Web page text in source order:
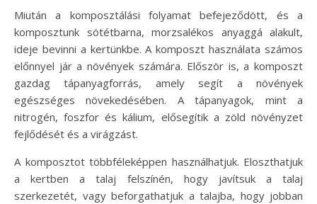
Miután a komposztálási folyamat befejeződött, és a
komposztunk sötétbarna, morzsalékos anyaggá alakult,
ideje bevinni a kertünkbe. A komposzt használata számos
előnnyel jár a növények számára. Először is, a komposzt
gazdag tápanyagforrás, amely segít a növények
egészséges növekedésében. A tápanyagok, mint a
nitrogén, foszfor és kálium, elősegítik a zöld növényzet
fejlődését és a virágzást.
A komposztot többféleképpen használhatjuk. Eloszthatjuk
a kertben a talaj felszínén, hogy javítsuk a talaj
szerkezetét, vagy beforgathatjuk a talajba, hogy jobban